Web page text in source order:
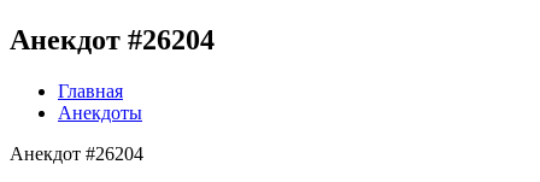
Анекдот #26204
Главная
Анекдоты
Анекдот #26204